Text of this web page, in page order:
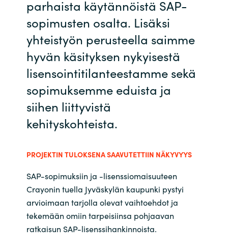
Philippines
Poland
Portugal
Qatar
Romania
Slovenia
Singapore
Sri Lanka
parhaista käytännöistä SAP-
sopimusten osalta. Lisäksi
yhteistyön perusteella saimme
hyvän käsityksen nykyisestä
lisensointitilanteestamme sekä
sopimuksemme eduista ja
siihen liittyvistä
kehityskohteista.
PROJEKTIN TULOKSENA SAAVUTETTIIN NÄKYVYYS
SAP-sopimuksiin ja -lisenssiomaisuuteen
Crayonin tuella Jyväskylän kaupunki pystyi
arvioimaan tarjolla olevat vaihtoehdot ja
tekemään omiin tarpeisiinsa pohjaavan
ratkaisun SAP-lisenssihankinnoista.